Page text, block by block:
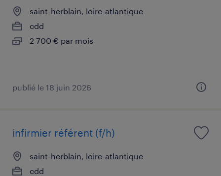
saint-herblain, loire-atlantique
cdd
2 700 € par mois
publié le 18 juin 2026
infirmier référent (f/h)
saint-herblain, loire-atlantique
cdd